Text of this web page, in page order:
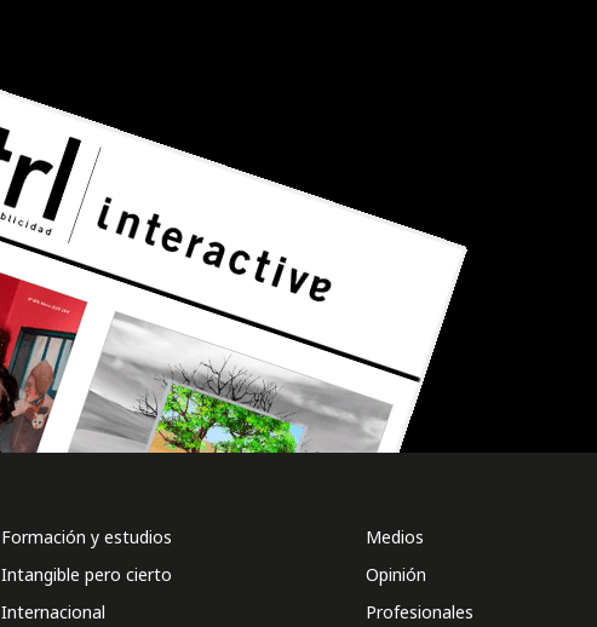
Formación y estudios
Intangible pero cierto
Internacional
Medios
Opinión
Profesionales